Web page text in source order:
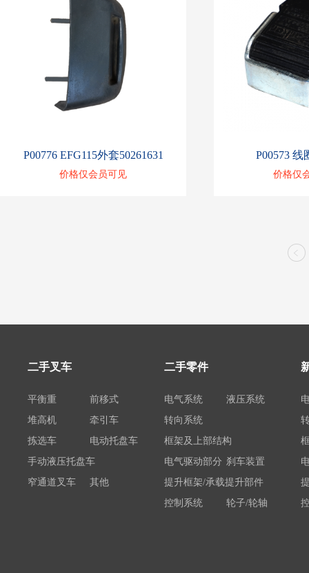
P00776 EFG115外套50261631
价格仅会员可见
P00573 线
价格仅
二手叉车
平衡重
前移式
堆高机
牵引车
拣选车
电动托盘车
手动液压托盘车
窄通道叉车
其他
二手零件
电气系统
液压系统
转向系统
框架及上部结构
电气驱动部分 刹车装置
提升框架/承载提升部件
控制系统
轮子/轮轴